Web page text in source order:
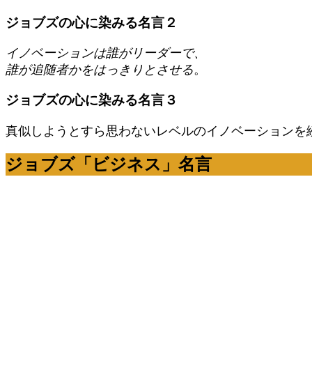
ジョブズの心に染みる名言２
イノベーションは誰がリーダーで、
誰が追随者かをはっきりとさせる。
ジョブズの心に染みる名言３
真似しようとすら思わないレベルのイノベーションを
ジョブズ「ビジネス」名言